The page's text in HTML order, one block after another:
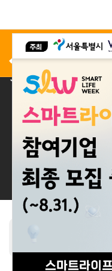
사전 등록